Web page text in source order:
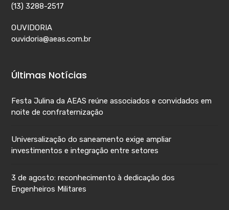
(13) 3288-2517
OUVIDORIA
ouvidoria@aeas.com.br
Últimas Notícias
Festa Julina da AEAS reúne associados e convidados em
noite de confraternização
Universalização do saneamento exige ampliar
investimentos e integração entre setores
3 de agosto: reconhecimento à dedicação dos
Engenheiros Militares